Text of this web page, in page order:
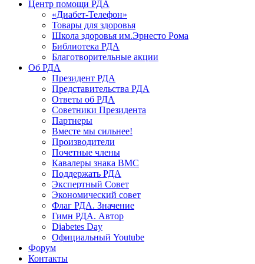
Центр помощи РДА
«Диабет-Телефон»
Товары для здоровья
Школа здоровья им.Эрнесто Рома
Библиотека РДА
Благотворительные акции
Об РДА
Президент РДА
Представительства РДА
Ответы об РДА
Советники Президента
Партнеры
Вместе мы сильнее!
Производители
Почетные члены
Кавалеры знака ВМС
Поддержать РДА
Экспертный Совет
Экономический совет
Флаг РДА. Значение
Гимн РДА. Автор
Diabetes Day
Официальный Youtube
Форум
Контакты